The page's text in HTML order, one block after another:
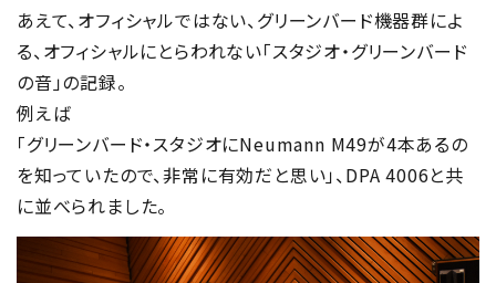
あえて、オフィシャルではない、グリーンバード機器群によ
る、オフィシャルにとらわれない「スタジオ・グリーンバード
の音」の記録。
例えば
「グリーンバード・スタジオにNeumann M49が4本あるの
を知っていたので、非常に有効だと思い」、DPA 4006と共
に並べられました。